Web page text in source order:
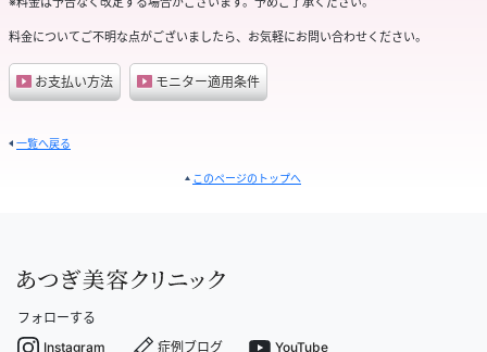
料金についてご不明な点がございましたら、お気軽にお問い合わせください。
お支払い方法 モニター適用条件
一覧へ戻る
このページのトップへ
フォローする
Instagram
症例ブログ YouTube